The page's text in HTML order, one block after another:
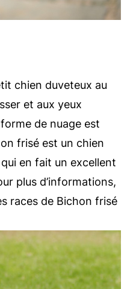
chien duveteux au
et aux yeux
de nuage est
frisé est un chien
en fait un excellent
plus d’informations,
races de Bichon frisé